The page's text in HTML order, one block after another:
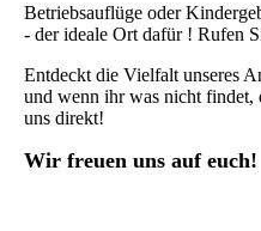
Betriebsauflüge oder
- der ideale Ort dafür ! Rufen
Entdeckt die Vielfalt unseres
und wenn ihr was nicht findet,
uns direkt!
Wir freuen uns auf euch!